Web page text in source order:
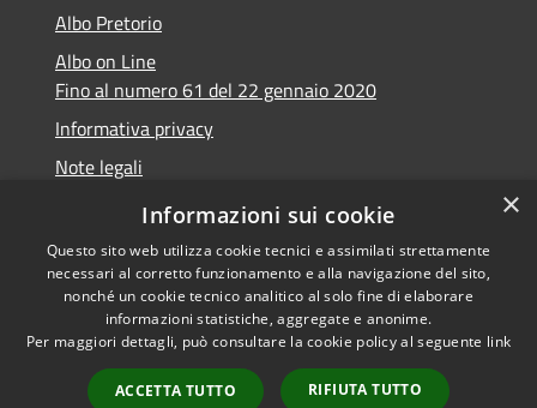
Albo Pretorio
Albo on Line
Fino al numero 61 del 22 gennaio 2020
Informativa privacy
Note legali
Dichiarazione di accessibilità
Accessibilità
Copyright © 2026 • Comune di
Marsciano • Powered by
Municipium•
Accesso
×
Informazioni sui cookie
Questo sito web utilizza cookie tecnici e assimilati strettamente
necessari al corretto funzionamento e alla navigazione del sito,
nonché un cookie tecnico analitico al solo fine di elaborare
informazioni statistiche, aggregate e anonime.
Per maggiori dettagli, può consultare la cookie policy al seguente link
ACCETTA TUTTO RIFIUTA TUTTO